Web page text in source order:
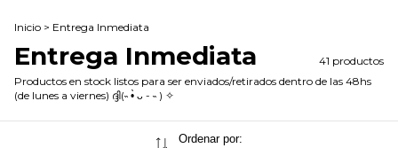
Inicio > Entrega Inmediata
Entrega Inmediata
41 productos
Productos en stock listos para ser enviados/retirados dentro de las 48hs
(de lunes a viernes) ദ്ദി(˵ •̀ ᴗ - ˵ ) ✧
Ordenar por: